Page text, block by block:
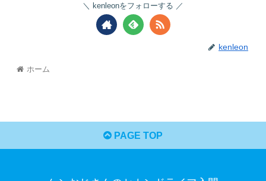
kenleonをフォローする
kenleon
ホーム
PAGE TOP